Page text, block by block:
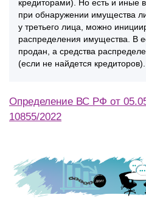
кредиторами). Но есть и иные
при обнаружении имущества
у третьего лица, можно
распределения имущества. В
продан, а средства
(если не найдется кредиторов).
Определение ВС РФ от
10855/2022